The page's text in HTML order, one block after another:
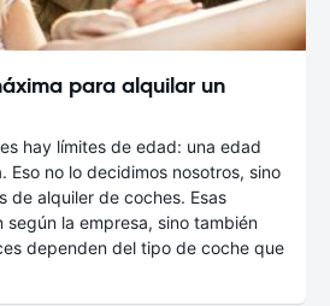
para alquilar un
hay límites de edad: una edad
Eso no lo decidimos nosotros, sino
de alquiler de coches. Esas
según la empresa, sino también
dependen del tipo de coche que